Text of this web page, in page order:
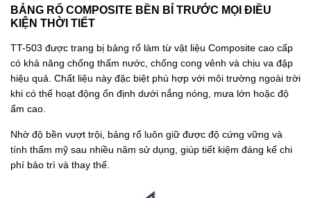
BẢNG RỔ COMPOSITE BỀN BỈ TRƯỚC MỌI ĐIỀU
KIỆN THỜI TIẾT
TT-503 được trang bị bảng rổ làm từ vật liệu Composite cao cấp
có khả năng chống thấm nước, chống cong vênh và chịu va đập
hiệu quả. Chất liệu này đặc biệt phù hợp với môi trường ngoài trời
khi có thể hoạt động ổn định dưới nắng nóng, mưa lớn hoặc độ
ẩm cao.
Nhờ độ bền vượt trội, bảng rổ luôn giữ được độ cứng vững và
tính thẩm mỹ sau nhiều năm sử dụng, giúp tiết kiệm đáng kể chi
phí bảo trì và thay thế.